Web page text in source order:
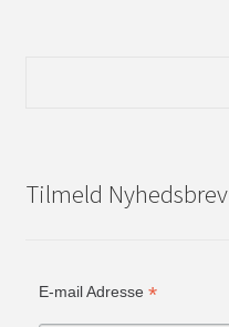
Tilmeld Nyhedsbrev
E-mail Adresse *